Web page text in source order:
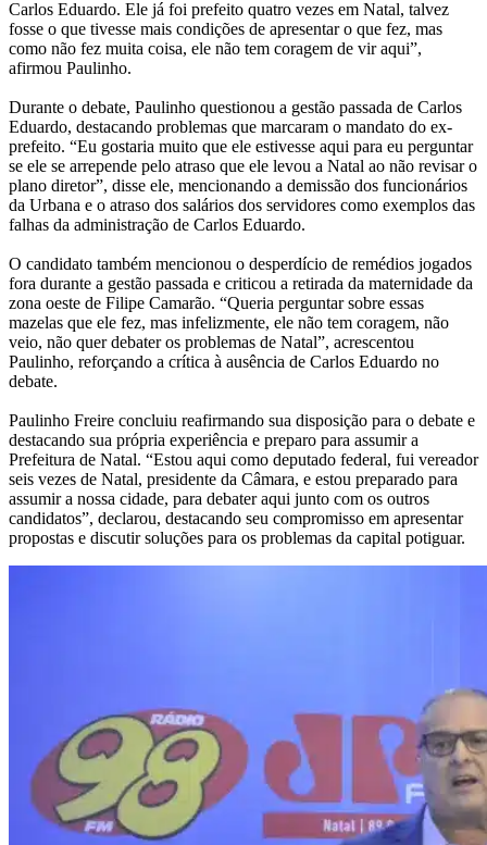
Carlos Eduardo. Ele já foi prefeito quatro vezes em Natal, talvez
fosse o que tivesse mais condições de apresentar o que fez, mas
como não fez muita coisa, ele não tem coragem de vir aqui”,
afirmou Paulinho.
Durante o debate, Paulinho questionou a gestão passada de Carlos
Eduardo, destacando problemas que marcaram o mandato do ex-
prefeito. “Eu gostaria muito que ele estivesse aqui para eu perguntar
se ele se arrepende pelo atraso que ele levou a Natal ao não revisar o
plano diretor”, disse ele, mencionando a demissão dos funcionários
da Urbana e o atraso dos salários dos servidores como exemplos das
falhas da administração de Carlos Eduardo.
O candidato também mencionou o desperdício de remédios jogados
fora durante a gestão passada e criticou a retirada da maternidade da
zona oeste de Filipe Camarão. “Queria perguntar sobre essas
mazelas que ele fez, mas infelizmente, ele não tem coragem, não
veio, não quer debater os problemas de Natal”, acrescentou
Paulinho, reforçando a crítica à ausência de Carlos Eduardo no
debate.
Paulinho Freire concluiu reafirmando sua disposição para o debate e
destacando sua própria experiência e preparo para assumir a
Prefeitura de Natal. “Estou aqui como deputado federal, fui vereador
seis vezes de Natal, presidente da Câmara, e estou preparado para
assumir a nossa cidade, para debater aqui junto com os outros
candidatos”, declarou, destacando seu compromisso em apresentar
propostas e discutir soluções para os problemas da capital potiguar.